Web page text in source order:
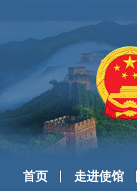
首页 走进使馆